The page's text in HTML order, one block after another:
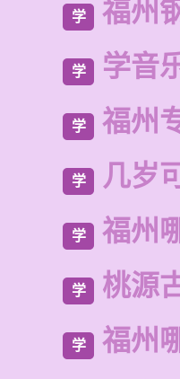
学 福州
学 学音
学 福州
学 几岁
学 福州
学 桃源
学 福州